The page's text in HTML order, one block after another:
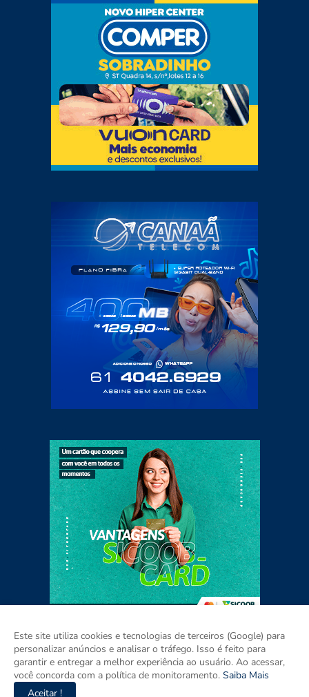
Home Sobre Contato Mídia Kit
Este site utiliza cookies e tecnologias de terceiros (Google) para
personalizar anúncios e analisar o tráfego. Isso é feito para
garantir e entregar a melhor experiência ao usuário. Ao acessar,
você concorda com a política de monitoramento. Saiba Mais
Aceitar !